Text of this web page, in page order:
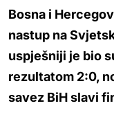
Bosna i
nastup na
uspješniji je bio
rezultatom 2:0,
savez BiH slavi